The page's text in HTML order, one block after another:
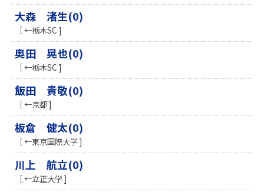
​大森 渚生(0)
［ ←栃木SC ]
奥田 晃也(0)
［ ←栃木SC ]
飯田 貴敬(0)
［ ←京都 ]
板倉 健太(0)
［ ←東京国際大学 ]
川上 航立(0)
［ ←立正大学 ]